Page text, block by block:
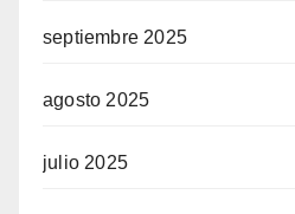
septiembre 2025
agosto 2025
julio 2025